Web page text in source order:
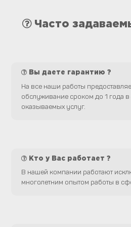
Часто
Вы даете гарантию ?
На все наши работы
обслуживание сроком до 1 года
оказываемых услуг.
Кто у Вас работает ?
В нашей компании работают
многолетним опытом работы в